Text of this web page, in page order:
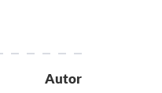
Autor